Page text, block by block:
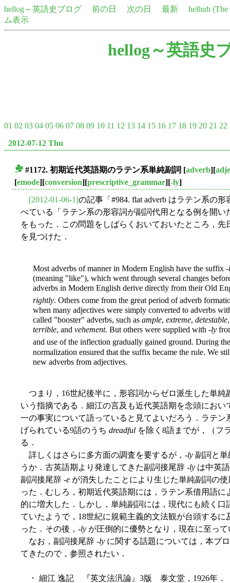
hellog～英語史ブログ 前の日 次の日 最新
helhub
ム表示
hellog～英語史
01 02 03 04 05 06 07 08 09 10 11 12 13 14 15 16 17 18 19 20 21 22
2012-07-12 Thu
#1172. 初期近代英語期のラテン系単純副詞 [adverb][
[emode][conversion][prescriptive_grammar][-ly]
[2012-01-06-1]の記事「#984. flat adverb はラテン系の
べている「ラテン系の形容詞が副詞代用となる例を開
をもった．この問題をしばらくおいておいたところ，先
を見つけた．
Most adverbs of manner in Modern English have the suffix -
(meaning "like"), which went through several changes
adverbs in Modern English derive directly from their Old
rightly. Others come from the great period of adverb
when many adjectives were simply converted to adverbs
called "booster" adverbs, such as ample, extreme, detestable
terrible, and vehement. But others were supplied with -ly
and use of the inflection gradually gained ground. During
normalization ensured that the suffix became the rule. We
new adverbs from adjectives.
つまり，16世紀後半に，形容詞からゼロ派生した単純
いう指摘である．細江の言及も近代英語期を念頭におい
一の事実について語っていると見てよいだろう．ラテ
げられている9語のうち dreadful を除く8語までが，（フ
る．
詳しくはさらに多方面の調査を要するが，-ly 副詞と単
うか．古英語期より発達してきた副詞接尾辞 -ly は中英
副詞接尾辞 -e が消失したことにより生じた単純副詞の
った．むしろ，初期近代英語期には，ラテン系借用語
的に増大した．しかし，単純副詞には，現代にも続く口
ていたようで，18世紀に規範主義的文法観が台頭する
った．その後，-ly が圧倒的に優勢となり，現在に至って
なお，副詞接尾辞 -ly に関する話題については，本ブ
てきたので，参照されたい．
・ 細江 逸記 『英文法汎論』3版 泰文堂，1926年．